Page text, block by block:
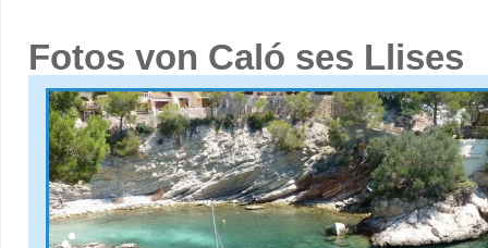
Fotos von Caló ses Llises